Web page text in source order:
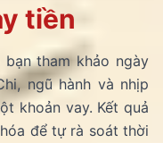
tiền
tham khảo ngày
ngũ hành và nhịp
khoản vay. Kết quả
để tự rà soát thời